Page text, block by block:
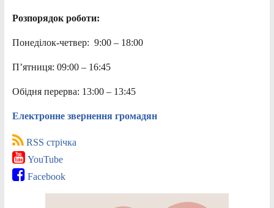
Розпорядок роботи:
Понеділок-четвер: 9:00 – 18:00
П’ятниця: 09:00 – 16:45
Обідня перерва: 13:00 – 13:45
Електронне звернення громадян
RSS стрічка
YouTube
Facebook